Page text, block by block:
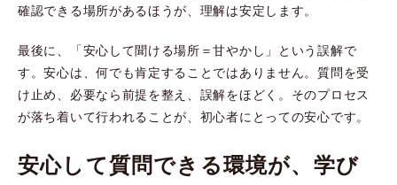
確認できる場所があるほうが、理解は安定します。
最後に、「安心して聞ける場所＝甘やかし」という誤解で
す。安心は、何でも肯定することではありません。質問を受
け止め、必要なら前提を整え、誤解をほどく。そのプロセス
が落ち着いて行われることが、初心者にとっての安心です。
安心して質問できる環境が、学び